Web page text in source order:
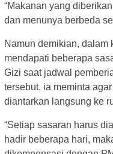
“Makanan yang
dan menunya berbeda
Namun demikian, dalam
mendapati beberapa
Gizi saat jadwal
tersebut, ia meminta
diantarkan langsung ke
“Setiap sasaran harus
hadir beberapa hari,